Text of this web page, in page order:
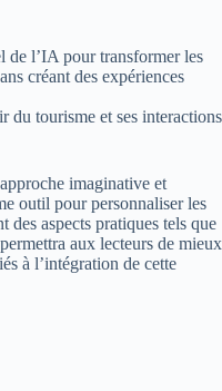
de l’IA pour transformer les
créant des expériences
du tourisme et ses interactions
imaginative et
outil pour personnaliser les
des aspects pratiques tels que
aux lecteurs de mieux
à l’intégration de cette